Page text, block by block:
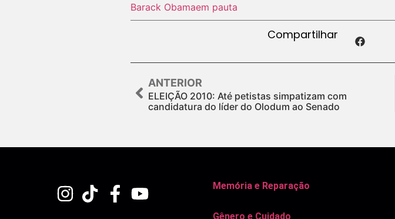
Barack Obamaem pauta
Compartilhar
ANTERIOR
ELEIÇÃO 2010: Até petistas simpatizam com
candidatura do líder do Olodum ao Senado
Memória e Reparação
Gênero e Cuidado